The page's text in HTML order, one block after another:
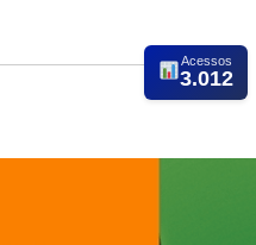
Acessos
3.012